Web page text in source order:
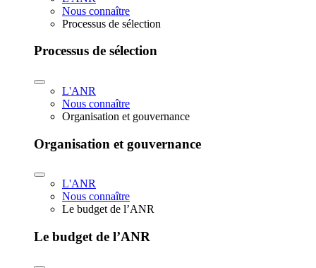
Nous connaître
Processus de sélection
Processus de sélection
L'ANR
Nous connaître
Organisation et gouvernance
Organisation et gouvernance
L'ANR
Nous connaître
Le budget de l’ANR
Le budget de l’ANR